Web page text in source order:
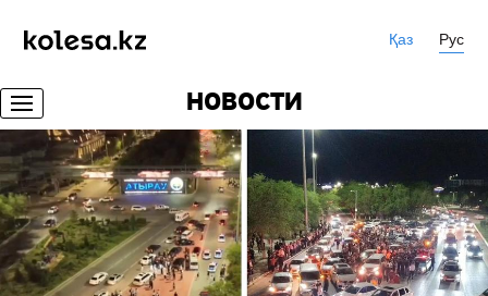
Қаз Рус
НОВОСТИ